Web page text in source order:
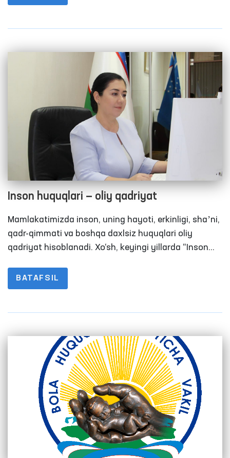
mohiyatini anglab olishimiz va yosh avlodga uning
mustahkamlashga intilishi zarurligini tushinish lozim.
Shuning uchun ham har bir inson “mustaqillik” degan
so‘zning tub maʼnosini tushunib yetishi, bu so‘zning
buyuk neʼmat ekanligini anglashi va unda naqadar
ulug‘ maʼno yotganligini anglashi ahamiyatlidir.
Inson huquqlari — oliy qadriyat
Mamlakatimizda inson, uning hayoti, erkinligi, shaʼni,
qadr-qimmati va boshqa daxlsiz huquqlari oliy
qadriyat hisoblanadi. Xo‘sh, keyingi yillarda “Inson
amalga oshirilmoqda? Umuman, inson huquqlari
hamda erkinliklarini muhofaza qilishning taʼsirli
xalqimiz rozimi?
BATAFSIL